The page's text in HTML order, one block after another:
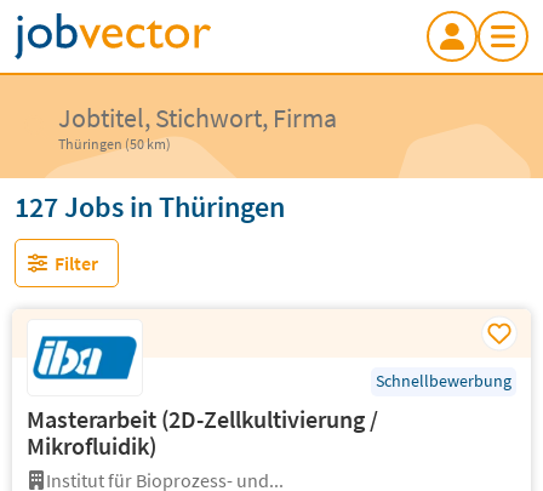
Jobtitel, Stichwort, Firma
Thüringen (50 km)
127 Jobs in Thüringen
Filter
Schnellbewerbung
Masterarbeit (2D-Zellkultivierung /
Mikrofluidik)
Institut für Bioprozess- und...